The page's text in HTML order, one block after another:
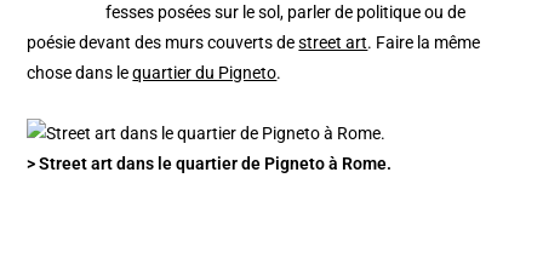
fesses posées sur le sol, parler de politique ou de
poésie devant des murs couverts destreet art. Faire la même
chose dans lequartier du Pigneto.
> Street art dans le quartier de Pigneto à Rome.